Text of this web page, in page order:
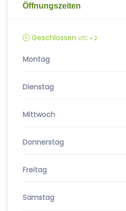
Öffnungszeiten
Geschlossen UTC + 2
Montag
Dienstag
Mittwoch
Donnerstag
Freitag
Samstag